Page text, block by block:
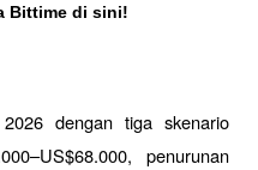
Bittime di sini!
dengan tiga skenario
penurunan